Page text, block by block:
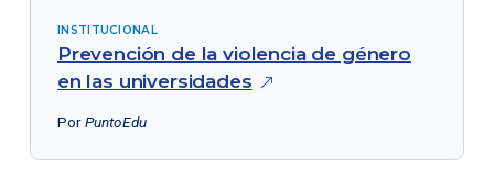
INSTITUCIONAL
Prevención de la violencia de género
en las universidades
PorPuntoEdu